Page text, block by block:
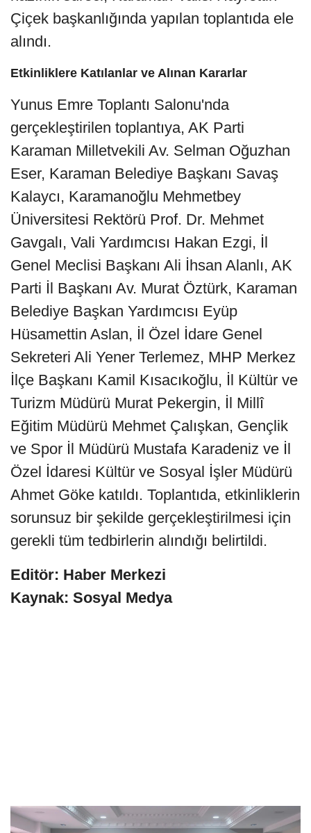
Çiçek başkanlığında yapılan toplantıda ele
alındı.
Etkinliklere Katılanlar ve Alınan Kararlar
Yunus Emre Toplantı Salonu'nda
gerçekleştirilen toplantıya, AK Parti
Karaman Milletvekili Av. Selman Oğuzhan
Eser, Karaman Belediye Başkanı Savaş
Kalaycı, Karamanoğlu Mehmetbey
Üniversitesi Rektörü Prof. Dr. Mehmet
Gavgalı, Vali Yardımcısı Hakan Ezgi, İl
Genel Meclisi Başkanı Ali İhsan Alanlı, AK
Parti İl Başkanı Av. Murat Öztürk, Karaman
Belediye Başkan Yardımcısı Eyüp
Hüsamettin Aslan, İl Özel İdare Genel
Sekreteri Ali Yener Terlemez, MHP Merkez
İlçe Başkanı Kamil Kısacıkoğlu, İl Kültür ve
Turizm Müdürü Murat Pekergin, İl Millî
Eğitim Müdürü Mehmet Çalışkan, Gençlik
ve Spor İl Müdürü Mustafa Karadeniz ve İl
Özel İdaresi Kültür ve Sosyal İşler Müdürü
Ahmet Göke katıldı. Toplantıda, etkinliklerin
sorunsuz bir şekilde gerçekleştirilmesi için
gerekli tüm tedbirlerin alındığı belirtildi.
Editör: Haber Merkezi
Kaynak: Sosyal Medya